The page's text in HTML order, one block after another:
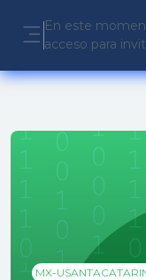
Panel lateral
En este
acceso para
MX-